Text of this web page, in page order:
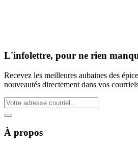
L'infolettre, pour ne rien
Recevez les meilleures aubaines des
nouveautés directement dans vos
À propos